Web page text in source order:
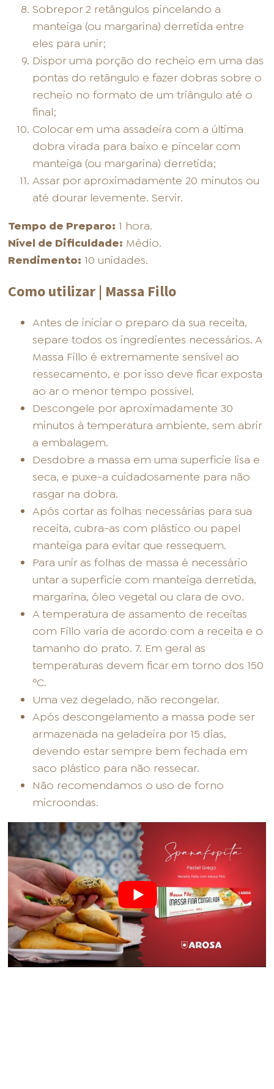
Sobrepor 2 retângulos pincelando a
manteiga (ou margarina) derretida entre
eles para unir;
Dispor uma porção do recheio em uma das
pontas do retângulo e fazer dobras sobre o
recheio no formato de um triângulo até o
final;
Colocar em uma assadeira com a última
dobra virada para baixo e pincelar com
manteiga (ou margarina) derretida;
Assar por aproximadamente 20 minutos ou
até dourar levemente. Servir.
Tempo de Preparo: 1 hora.
Nível de Dificuldade: Médio.
Rendimento: 10 unidades.
Como utilizar | Massa Fillo
Antes de iniciar o preparo da sua receita,
separe todos os ingredientes necessários. A
Massa Fillo é extremamente sensível ao
ressecamento, e por isso deve ficar exposta
ao ar o menor tempo possível.
Descongele por aproximadamente 30
minutos à temperatura ambiente, sem abrir
a embalagem.
Desdobre a massa em uma superfície lisa e
seca, e puxe-a cuidadosamente para não
rasgar na dobra.
Após cortar as folhas necessárias para sua
receita, cubra-as com plástico ou papel
manteiga para evitar que ressequem.
Para unir as folhas de massa é necessário
untar a superfície com manteiga derretida,
margarina, óleo vegetal ou clara de ovo.
A temperatura de assamento de receitas
com Fillo varia de acordo com a receita e o
tamanho do prato. 7. Em geral as
temperaturas devem ficar em torno dos 150
ºC.
Uma vez degelado, não recongelar.
Após descongelamento a massa pode ser
armazenada na geladeira por 15 dias,
devendo estar sempre bem fechada em
saco plástico para não ressecar.
Não recomendamos o uso de forno
microondas.